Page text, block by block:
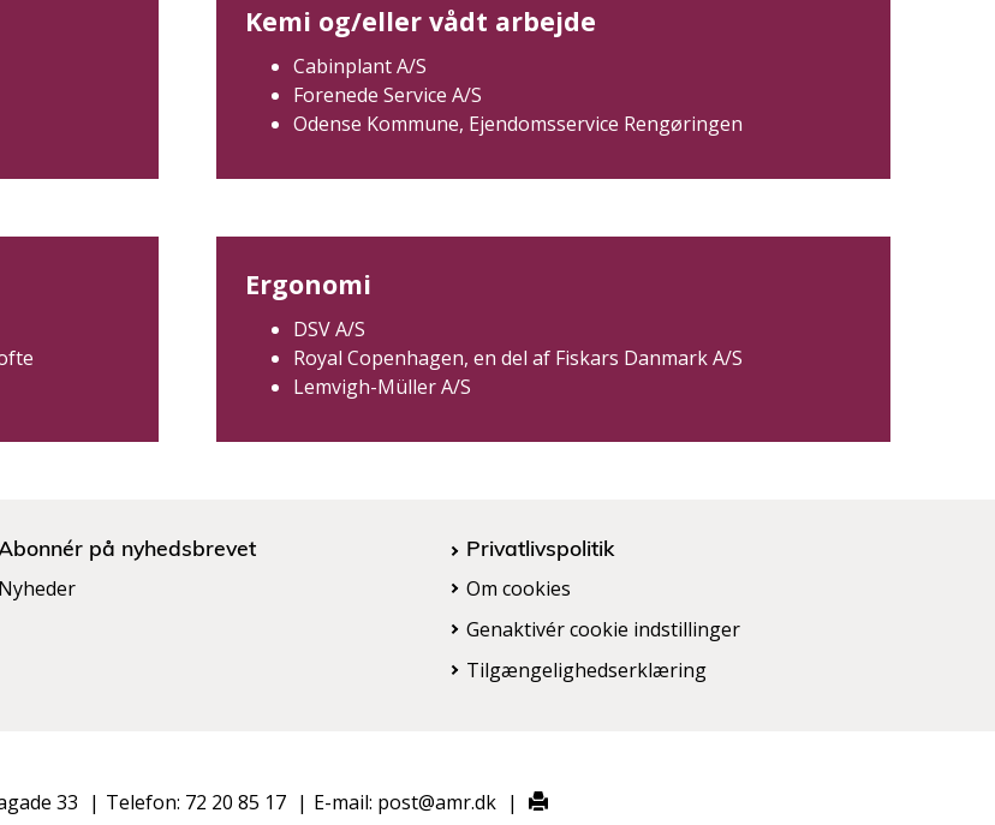
Kemi og/eller vådt arbejde
Cabinplant A/S
Forenede Service A/S
Odense Kommune, Ejendomsservice Rengøringen
Ergonomi
DSV A/S
Royal Copenhagen, en del af Fiskars Danmark A/S
Lemvigh-Müller A/S
på nyhedsbrevet
Nyheder
Privatlivspolitik
Om cookies
Genaktivér cookie indstillinger
Tilgængelighedserklæring
33 Telefon: 72 20 85 17 E-mail: post@amr.dk